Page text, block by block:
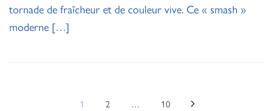
tornade de fraîcheur et de couleur vive. Ce « smash »
moderne […]
1 2 … 10